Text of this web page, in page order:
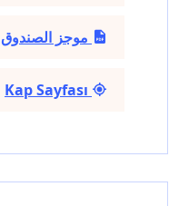
موجز الصندوق